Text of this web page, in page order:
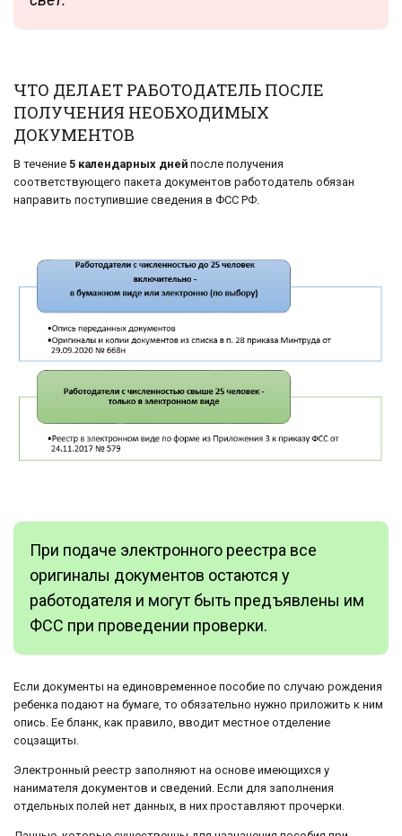
ЧТО ДЕЛАЕТ РАБОТОДАТЕЛЬ ПОСЛЕ
ПОЛУЧЕНИЯ НЕОБХОДИМЫХ
ДОКУМЕНТОВ
В течение 5 календарных дней после получения
соответствующего пакета документов работодатель обязан
направить поступившие сведения в ФСС РФ.
При подаче электронного реестра все
оригиналы документов остаются у
работодателя и могут быть предъявлены им
ФСС при проведении проверки.
Если документы на единовременное пособие по случаю рождения
ребенка подают на бумаге, то обязательно нужно приложить к ним
опись. Ее бланк, как правило, вводит местное отделение
соцзащиты.
Электронный реестр заполняют на основе имеющихся у
нанимателя документов и сведений. Если для заполнения
отдельных полей нет данных, в них проставляют прочерки.